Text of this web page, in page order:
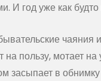
И год уже как
чаяния
на пользу, мотает
засыпает в